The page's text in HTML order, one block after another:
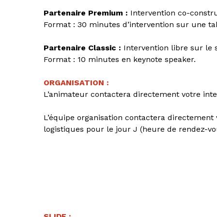
Partenaire Premium : Intervention co-
Format : 30 minutes d’intervention sur une
Partenaire Classic : Intervention libre sur le
Format : 10 minutes en keynote speaker.
ORGANISATION :
L’animateur contactera directement votre
L’équipe organisation contactera
logistiques pour le jour J (heure de rendez-